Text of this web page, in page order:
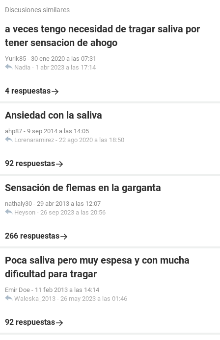
Discusiones similares
a veces tengo necesidad de tragar saliva por
tener sensacion de ahogo
Yurik85 - 30 ene 2020 a las 07:31
Nadia - 1 abr 2023 a las 17:14
4 respuestas
Ansiedad con la saliva
ahp87 - 9 sep 2014 a las 14:05
Lorenaramirez - 22 ago 2020 a las 18:50
92 respuestas
Sensación de flemas en la garganta
nathaly30 - 29 abr 2013 a las 12:07
Heyson - 26 sep 2023 a las 20:56
266 respuestas
Poca saliva pero muy espesa y con mucha
dificultad para tragar
Emir Doe - 11 feb 2013 a las 14:14
Waleska_2013 - 26 may 2023 a las 01:46
92 respuestas